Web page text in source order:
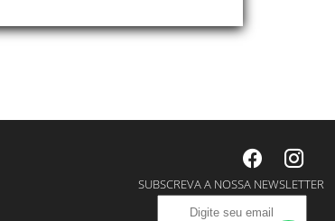
SUBSCREVA A NOSSA NEWSLETTER